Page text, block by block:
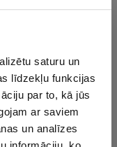
saturu un
līdzekļu funkcijas
par to, kā jūs
ar saviem
un analīzes
ar Eirolīgas klubu